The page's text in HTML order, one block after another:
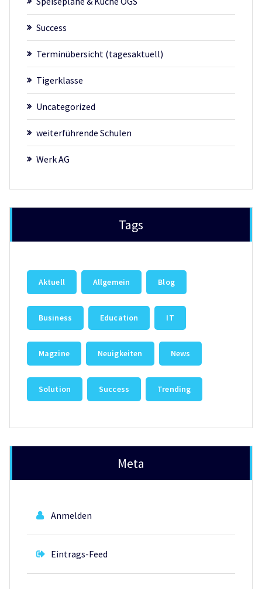
Success
Terminübersicht (tagesaktuell)
Tigerklasse
Uncategorized
weiterführende Schulen
Werk AG
Tags
Aktuell Allgemein Blog
Business Education IT
Magzine Neuigkeiten News
Solution Success Trending
Meta
Anmelden
Eintrags-Feed